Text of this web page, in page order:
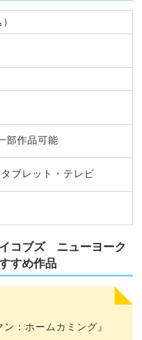
部作品可能
ブレット・テレビ
コブズ ニューヨーク
すめ作品
：ホームカミング』